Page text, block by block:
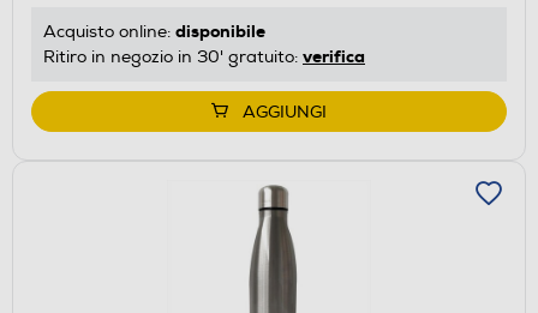
Acquisto online: disponibile
Ritiro in negozio in 30' gratuito: verifica
AGGIUNGI